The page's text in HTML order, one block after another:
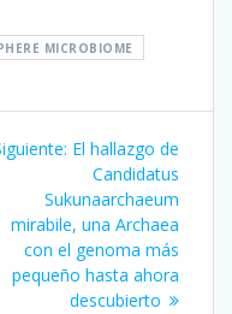
MICROBIOME
Siguiente
entrada:
El hallazgo de
Candidatus
Sukunaarchaeum
mirabile, una Archaea
con el genoma más
pequeño hasta ahora
descubierto